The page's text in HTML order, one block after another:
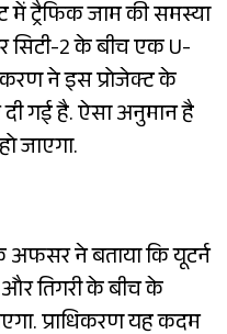
में ट्रैफिक जाम की समस्या
सिटी-2 के बीच एक U-
ने इस प्रोजेक्ट के
दी गई है. ऐसा अनुमान है
जाएगा.
अफसर ने बताया कि यूटर्न
तिगरी के बीच के
प्राधिकरण यह कदम